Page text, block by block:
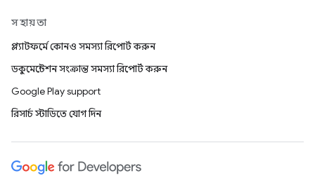
সহায়তা
প্ল্যাটফর্মে কোনও সমস্যা রিপোর্ট করুন
ডকুমেন্টেশন সংক্রান্ত সমস্যা রিপোর্ট করুন
Google Play support
রিসার্চ স্টাডিতে যোগ দিন